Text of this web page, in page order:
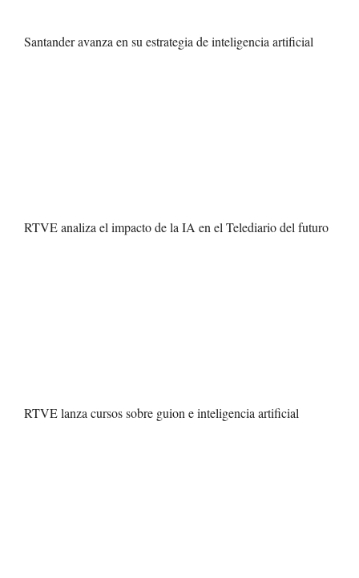
Santander avanza en su estrategia de inteligencia artificial
RTVE analiza el impacto de la IA en el Telediario del futuro
RTVE lanza cursos sobre guion e inteligencia artificial